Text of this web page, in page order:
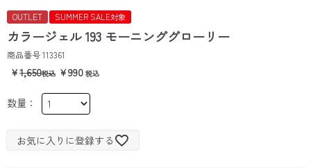
OUTLET SUMMER SALE対象
カラージェル 193 モーニンググローリー
商品番号113361
1,650 990
お気に入りに登録する